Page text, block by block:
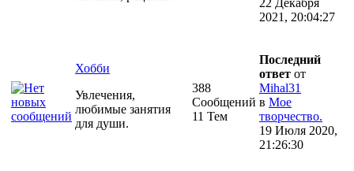
22 Декабря
2021, 20:04:27
Хобби
Увлечения,
любимые занятия
для души.
388
Сообщений
11 Тем
Последний
ответ от
Mihal31
в Мое
творчество.
19 Июля 2020,
21:26:30